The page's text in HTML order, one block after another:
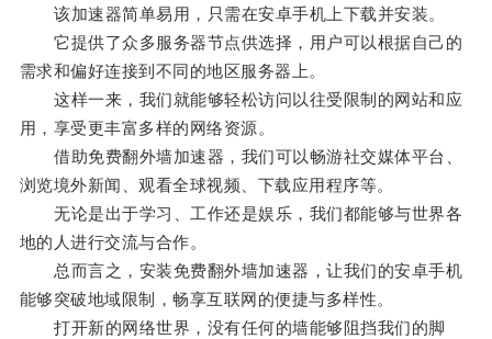
该加速器简单易用，只需在安卓手机上下载并安装。
它提供了众多服务器节点供选择，用户可以根据自己的
需求和偏好连接到不同的地区服务器上。
这样一来，我们就能够轻松访问以往受限制的网站和应
用，享受更丰富多样的网络资源。
借助免费翻外墙加速器，我们可以畅游社交媒体平台、
浏览境外新闻、观看全球视频、下载应用程序等。
无论是出于学习、工作还是娱乐，我们都能够与世界各
地的人进行交流与合作。
总而言之，安装免费翻外墙加速器，让我们的安卓手机
能够突破地域限制，畅享互联网的便捷与多样性。
打开新的网络世界，没有任何的墙能够阻挡我们的脚